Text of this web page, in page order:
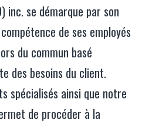
inc. se démarque par son
de ses employés
du commun basé
des besoins du client.
spécialisés ainsi que notre
de procéder à la